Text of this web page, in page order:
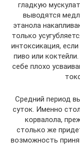
гладкую
выводятся
этанола
только
интоксикация,
пиво или
себе плохо
Средний период
суток. Именно
корвалола,
столько же
возможность